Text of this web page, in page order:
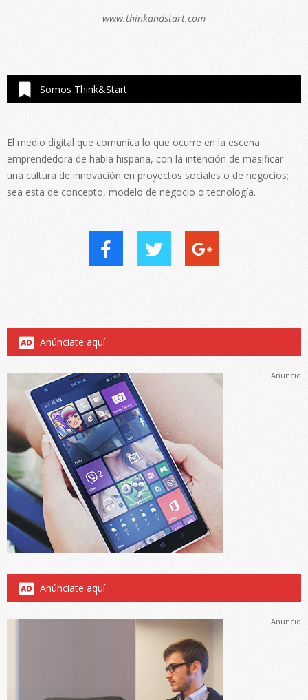
www.thinkandstart.com
Somos Think&Start
El medio digital que comunica lo que ocurre en la escena
emprendedora de habla hispana, con la intención de masificar
una cultura de innovación en proyectos sociales o de negocios;
sea esta de concepto, modelo de negocio o tecnología.
Anúnciate aquí
Anuncio
Anúnciate aquí
Anuncio